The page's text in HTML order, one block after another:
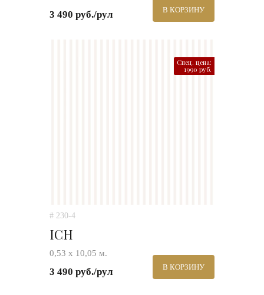
3 490 руб./рул В КОРЗИНУ
Спец. цена:
1990 руб.
# 230-4
ICH
0,53 х 10,05 м.
3 490 руб./рул В КОРЗИНУ